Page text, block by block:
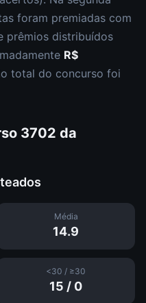
foram premiadas com
prêmios distribuídos
R$
total do concurso foi
3702 da
Média
14.9
<30 / ≥30
15 / 0